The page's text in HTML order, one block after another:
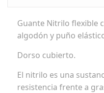
Guante Nitrilo flexible
algodón y puño
Dorso cubierto.
El nitrilo es una
resistencia frente a